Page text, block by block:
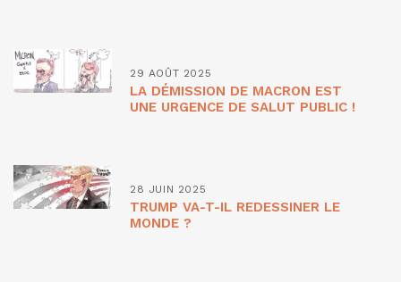
29 AOÛT 2025
LA DÉMISSION DE MACRON EST
UNE URGENCE DE SALUT PUBLIC !
28 JUIN 2025
TRUMP VA-T-IL REDESSINER LE
MONDE ?